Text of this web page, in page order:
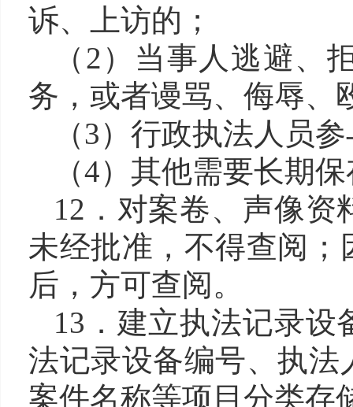
诉、上访的；
（ 2）当事人逃避、
务，或者谩骂、侮辱、
（3）行政执法人员
（4）其他需要长期
12．对案卷、声像资
未经批准，不得查阅
后，方可查阅。
13．建立执法记录设
法记录设备编号、执
案件名称等项目分类存